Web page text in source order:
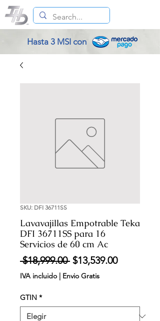
Hasta 3 MSI con
SKU: DFI 36711SS
Lavavajillas Empotrable Teka
DFI 36711SS para 16
Servicios de 60 cm Ac
$18,999.00 Precio
$13,539.00Precio
IVA incluido Envio Gratis
GTIN *